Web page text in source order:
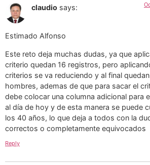
claudio says:
Estimado Alfonso
Este reto deja muchas dudas, ya que
criterio quedan 16 registros, pero
criterios se va reduciendo y al final
hombres, ademas de que para sacar el
debe colocar una columna adicional para
al día de hoy y de esta manera se puede
los 40 años, lo que deja a todos con la
correctos o completamente equivocados
Reply